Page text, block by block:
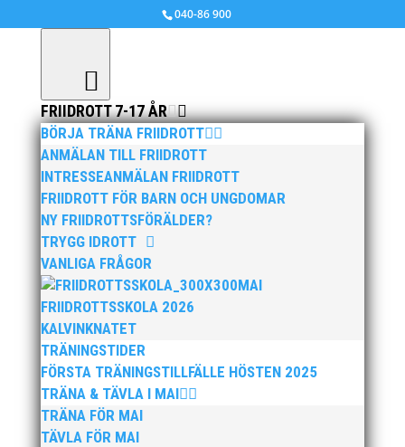
040-86 900
FRIIDROTT 7-17 ÅR
BÖRJA TRÄNA FRIIDROTT
ANMÄLAN TILL FRIIDROTT
INTRESSEANMÄLAN FRIIDROTT
FRIIDROTT FÖR BARN OCH UNGDOMAR
NY FRIIDROTTSFÖRÄLDER?
TRYGG IDROTT
VANLIGA FRÅGOR
MAI
FRIIDROTTSSKOLA 2026
KALVINKNATET
TRÄNINGSTIDER
FÖRSTA TRÄNINGSTILLFÄLLE HÖSTEN 2025
TRÄNA & TÄVLA I MAI
TRÄNA FÖR MAI
TÄVLA FÖR MAI